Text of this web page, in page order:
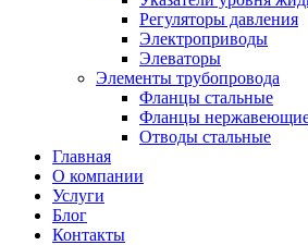
Регуляторы давления
Электроприводы
Элеваторы
Элементы трубопровода
Фланцы стальные
Фланцы
Отводы стальные
Главная
О компании
Услуги
Блог
Контакты